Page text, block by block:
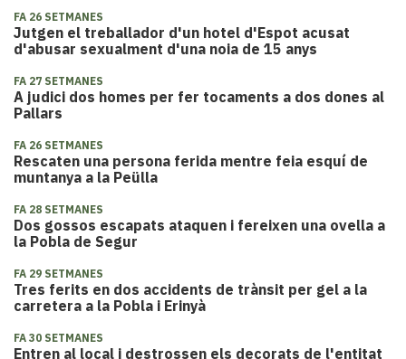
FA 26 SETMANES
Jutgen el treballador d'un hotel d'Espot acusat
d'abusar sexualment d'una noia de 15 anys
FA 27 SETMANES
A judici dos homes per fer tocaments a dos dones al
Pallars
FA 26 SETMANES
Rescaten una persona ferida mentre feia esquí de
muntanya a la Peülla
FA 28 SETMANES
Dos gossos escapats ataquen i fereixen una ovella a
la Pobla de Segur
FA 29 SETMANES
Tres ferits en dos accidents de trànsit per gel a la
carretera a la Pobla i Erinyà
FA 30 SETMANES
Entren al local i destrossen els decorats de l'entitat